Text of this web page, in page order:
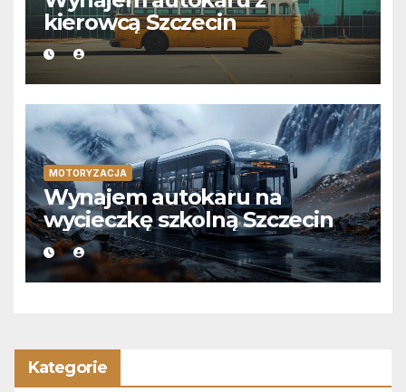
kierowcą Szczecin
MOTORYZACJA
Wynajem autokaru na
wycieczkę szkolną Szczecin
Kategorie